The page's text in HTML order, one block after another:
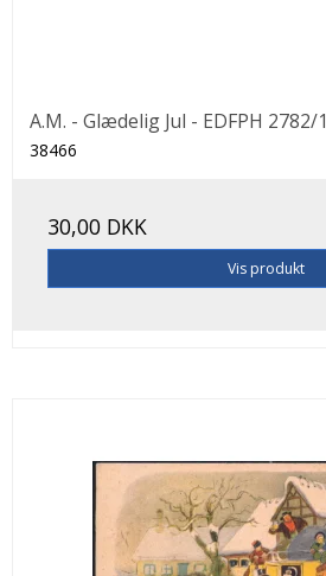
A.M. - Glædelig Jul - EDFPH 2782/1
38466
30,00 DKK
Vis produkt